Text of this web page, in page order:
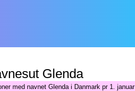
Glenda
med navnet Glenda i Danmark pr 1. januar